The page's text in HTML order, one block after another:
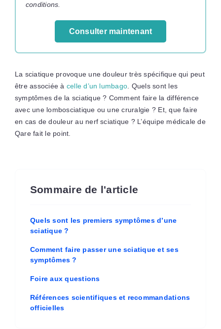
conditions.
Consulter maintenant
La sciatique provoque une douleur très spécifique qui peut
être associée à celle d’un lumbago . Quels sont les
symptômes de la sciatique ? Comment faire la différence
avec une lombosciatique ou une cruralgie ? Et, que faire
en cas de douleur au nerf sciatique ? L’équipe médicale de
Qare fait le point.
Sommaire de l'article
Quels sont les premiers symptômes d’une
sciatique ?
Comment faire passer une sciatique et ses
symptômes ?
Foire aux questions
Références scientifiques et recommandations
officielles